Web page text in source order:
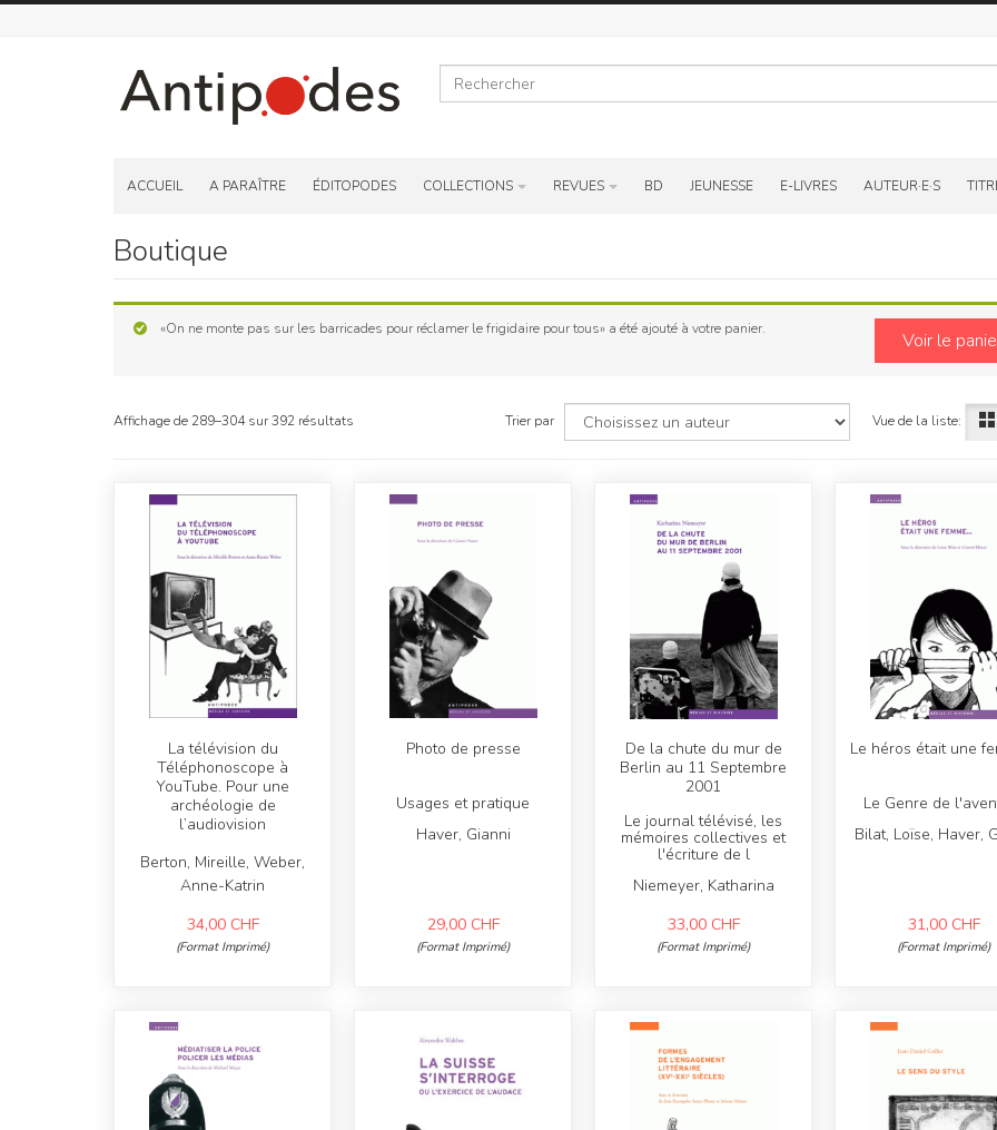
ACCUEIL A PARAÎTRE ÉDITOPODES COLLECTIONS REVUES BD JEUNESSE E-LIVRES AUTEUR·E·S
Boutique
Voir le
«On ne monte pas sur les barricades pour réclamer le frigidaire pour tous» a été ajouté à votre panier.
Affichage de 289–304 sur 392 résultats Trier par Vue de la liste:
La télévision du
Téléphonoscope à
YouTube. Pour une
archéologie de
l’audiovision
Berton, Mireille, Weber,
Anne-Katrin
34,00 CHF
(Format Imprimé)
Photo de presse
Usages et pratique
Haver, Gianni
29,00 CHF
(Format Imprimé)
De la chute du mur de
Berlin au 11 Septembre
2001
Le journal télévisé, les
mémoires collectives et
l'écriture de l
Niemeyer, Katharina
33,00 CHF
(Format Imprimé)
Le héros était une
Le Genre de
Bilat, Loïse, Haver,
31,00 CHF
(Format Imprimé)